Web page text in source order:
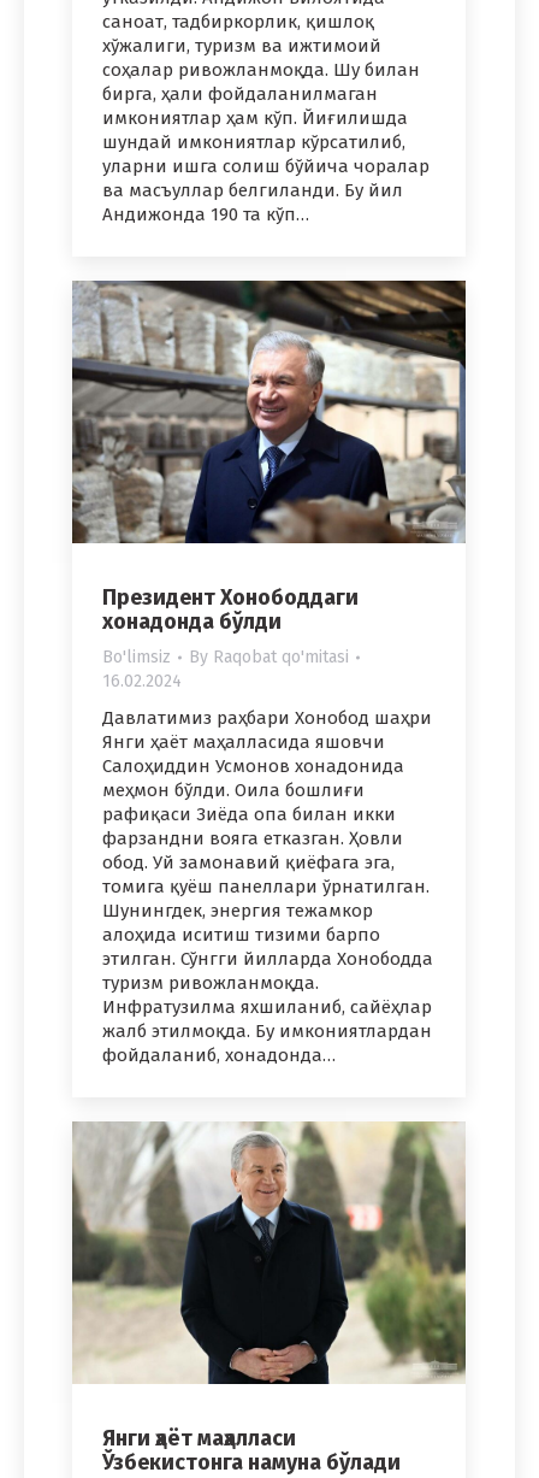
саноат, тадбиркорлик, қишлоқ
хўжалиги, туризм ва ижтимоий
соҳалар ривожланмоқда. Шу билан
бирга, ҳали фойдаланилмаган
имкониятлар ҳам кўп. Йиғилишда
шундай имкониятлар кўрсатилиб,
уларни ишга солиш бўйича чоралар
ва масъуллар белгиланди. Бу йил
Андижонда 190 та кўп…
Президент Хонободдаги
хонадонда бўлди
Bo'limsiz By Raqobat qo'mitasi
16.02.2024
Давлатимиз раҳбари Хонобод шаҳри
Янги ҳаёт маҳалласида яшовчи
Салоҳиддин Усмонов хонадонида
меҳмон бўлди. Оила бошлиғи
рафиқаси Зиёда опа билан икки
фарзандни вояга етказган. Ҳовли
обод. Уй замонавий қиёфага эга,
томига қуёш панеллари ўрнатилган.
Шунингдек, энергия тежамкор
алоҳида иситиш тизими барпо
этилган. Сўнгги йилларда Хонободда
туризм ривожланмоқда.
Инфратузилма яхшиланиб, сайёҳлар
жалб этилмоқда. Бу имкониятлардан
фойдаланиб, хонадонда…
Янги ҳаёт маҳалласи
Ўзбекистонга намуна бўлади